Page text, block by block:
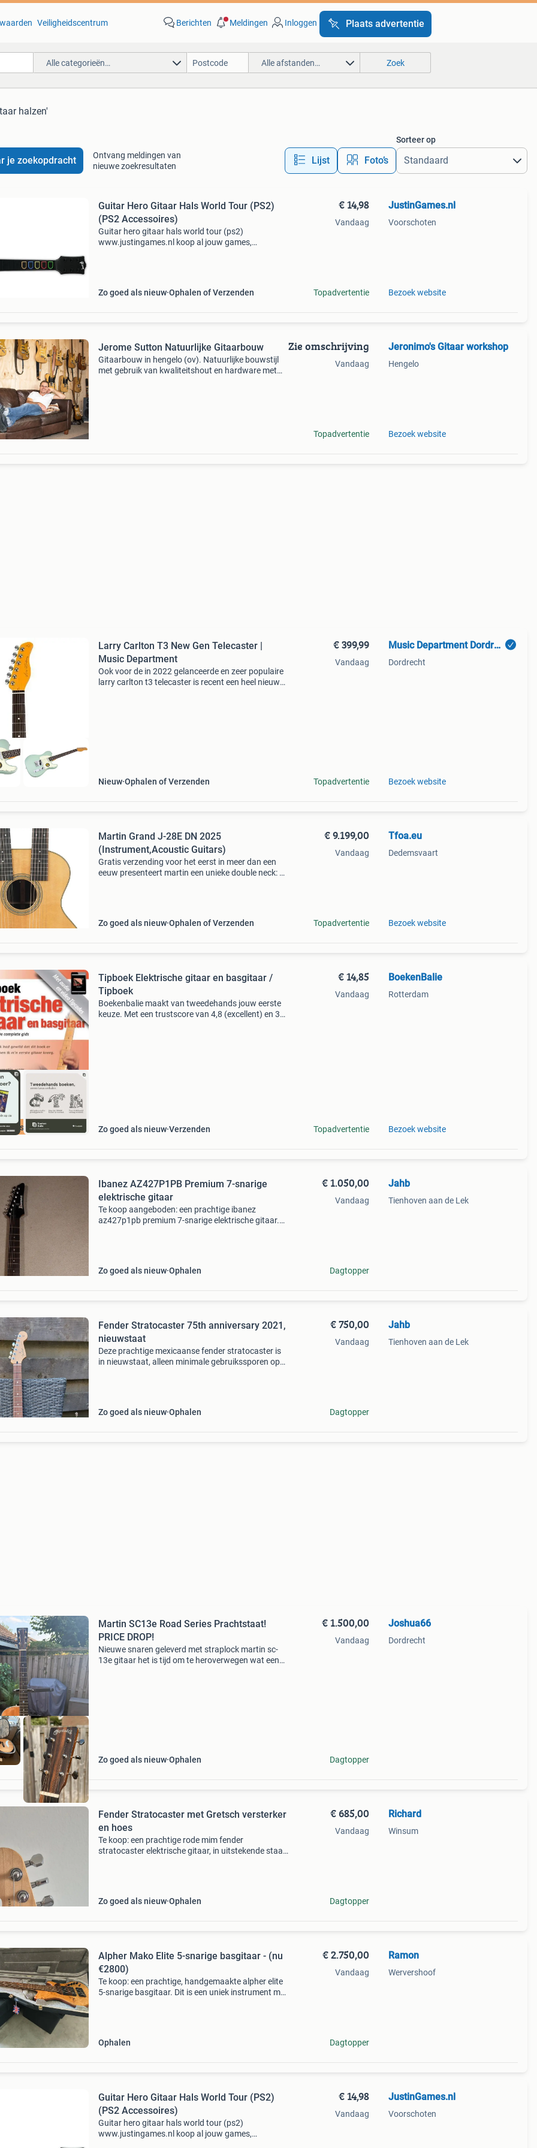
Veiligheidscentrum Berichten Meldingen Inloggen Plaats advertentie
Alle categorieën… Alle afstanden… Zoek
halzen'
je zoekopdracht
Ontvang meldingen van
nieuwe zoekresultaten
Lijst Foto’s
Sorteer op
Guitar Hero Gitaar Hals World Tour (PS2)
(PS2 Accessoires)
Guitar hero gitaar hals world tour (ps2)
www.justingames.nl koop al jouw games,
Zo goed als nieuw Ophalen of Verzenden
€ 14,98
Vandaag
Topadvertentie
JustinGames.nl
Voorschoten
Bezoek website
Jerome Sutton Natuurlijke Gitaarbouw
Gitaarbouw in hengelo (ov). Natuurlijke bouwstijl
met gebruik van kwaliteitshout en hardware met
Zie omschrijving
Vandaag
Topadvertentie
Jeronimo's Gitaar workshop
Hengelo
Bezoek website
Larry Carlton T3 New Gen Telecaster |
Music Department
Ook voor de in 2022 gelanceerde en zeer populaire
larry carlton t3 telecaster is recent een heel nieuw
Nieuw Ophalen of Verzenden
€ 399,99
Vandaag
Topadvertentie
Music Department Dordrecht
Dordrecht
Bezoek website
Martin Grand J-28E DN 2025
(Instrument,Acoustic Guitars)
Gratis verzending voor het eerst in meer dan een
eeuw presenteert martin een unieke double neck: de
Zo goed als nieuw Ophalen of Verzenden
€ 9.199,00
Vandaag
Topadvertentie
Tfoa.eu
Dedemsvaart
Bezoek website
prijs
Tipboek Elektrische gitaar en basgitaar /
Tipboek
Boekenbalie maakt van tweedehands jouw eerste
keuze. Met een trustscore van 4,8 (excellent) en 30
Zo goed als nieuw Verzenden
€ 14,85
Vandaag
Topadvertentie
BoekenBalie
Rotterdam
Bezoek website
Ibanez AZ427P1PB Premium 7-snarige
elektrische gitaar
Te koop aangeboden: een prachtige ibanez
az427p1pb premium 7-snarige elektrische gitaar.
Zo goed als nieuw Ophalen
€ 1.050,00
Vandaag
Dagtopper
Jahb
Tienhoven aan de Lek
Fender Stratocaster 75th anniversary 2021,
nieuwstaat
Deze prachtige mexicaanse fender stratocaster is
in nieuwstaat, alleen minimale gebruikssporen op
Zo goed als nieuw Ophalen
€ 750,00
Vandaag
Dagtopper
Jahb
Tienhoven aan de Lek
Martin SC13e Road Series Prachtstaat!
PRICE DROP!
Nieuwe snaren geleverd met straplock martin sc-
13e gitaar het is tijd om te heroverwegen wat een
Zo goed als nieuw Ophalen
€ 1.500,00
Vandaag
Dagtopper
Joshua66
Dordrecht
Fender Stratocaster met Gretsch versterker
en hoes
Te koop: een prachtige rode mim fender
stratocaster elektrische gitaar, in uitstekende staat.
Zo goed als nieuw Ophalen
€ 685,00
Vandaag
Dagtopper
Richard
Winsum
Alpher Mako Elite 5-snarige basgitaar - (nu
€2800)
Te koop: een prachtige, handgemaakte alpher elite
5-snarige basgitaar. Dit is een uniek instrument met
Ophalen
€ 2.750,00
Vandaag
Dagtopper
Ramon
Wervershoof
Guitar Hero Gitaar Hals World Tour (PS2)
(PS2 Accessoires)
Guitar hero gitaar hals world tour (ps2)
www.justingames.nl koop al jouw games,
€ 14,98
Vandaag
JustinGames.nl
Voorschoten